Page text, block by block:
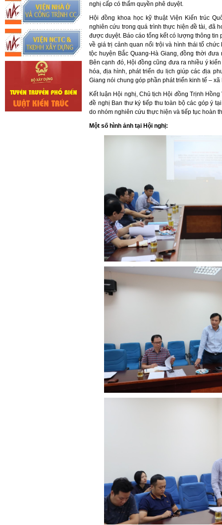
nghị cấp có thẩm quyền phê duyệt.
Hội đồng khoa học kỹ thuật Viện Kiến trúc
nghiên cứu trong quá trình thực hiện đề tài, đã
được duyệt. Báo cáo tổng kết có lượng thông
về giá trị cảnh quan nổi trội và hình thái tổ
tộc huyện Bắc Quang-Hà Giang, đồng thời
Bên cạnh đó, Hội đồng cũng đưa ra nhiều ý
hóa, địa hình, phát triển du lịch giúp các địa
Giang nói chung góp phần phát triển kinh tế – xã
Kết luận Hội nghị, Chủ tịch Hội đồng Trịnh
đề nghị Ban thư ký tiếp thu toàn bộ các góp ý
do nhóm nghiên cứu thực hiện và tiếp tục hoàn
Một số hình ảnh tại Hội nghị: